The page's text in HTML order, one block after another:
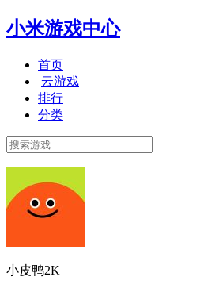
小米游戏中心
首页
云游戏
排行
分类
小皮鸭2K